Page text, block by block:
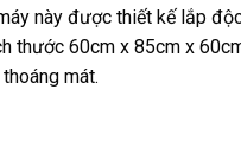
này được thiết kế lắp
thước 60cm x 85cm x
mát.